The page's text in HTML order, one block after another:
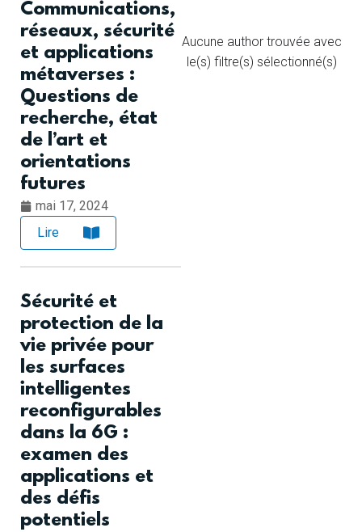
Communications,
réseaux, sécurité
et applications
métaverses :
Questions de
recherche, état
de l’art et
orientations
futures
mai 17, 2024
Lire
Sécurité et
protection de la
vie privée pour
les surfaces
intelligentes
reconfigurables
dans la 6G :
examen des
applications et
des défis
potentiels
Aucune author trouvée avec
le(s) filtre(s) sélectionné(s)